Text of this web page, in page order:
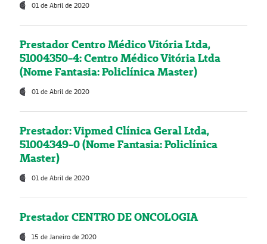
01 de Abril de 2020
Prestador Centro Médico Vitória Ltda,
51004350-4: Centro Médico Vitória Ltda
(Nome Fantasia: Policlínica Master)
01 de Abril de 2020
Prestador: Vipmed Clínica Geral Ltda,
51004349-0 (Nome Fantasia: Policlínica
Master)
01 de Abril de 2020
Prestador CENTRO DE ONCOLOGIA
15 de Janeiro de 2020